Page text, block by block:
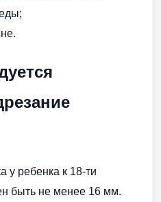
у ребенка к 18-ти
быть не менее 16 мм.